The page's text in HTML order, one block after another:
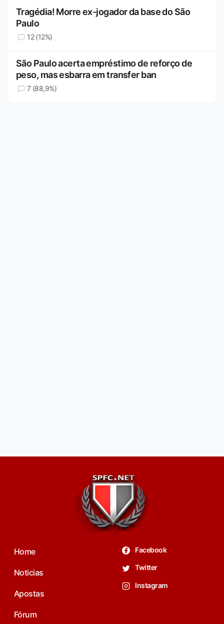
Tragédia! Morre ex-jogador da base do São
Paulo
12 (12%)
São Paulo acerta empréstimo de reforço de
peso, mas esbarra em transfer ban
7 (88,9%)
Home
Noticias
Apostas
Fórum
Facebook
Twitter
Instagram